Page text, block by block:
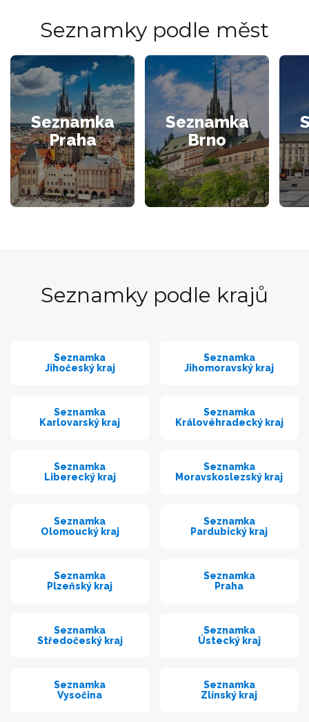
Seznamky podle měst
Seznamka
Praha
Seznamka
Brno
Seznamky podle krajů
Seznamka
Jihočeský kraj
Seznamka
Jihomoravský kraj
Seznamka
Karlovarský kraj
Seznamka
Královéhradecký kraj
Seznamka
Liberecký kraj
Seznamka
Moravskoslezský kraj
Seznamka
Olomoucký kraj
Seznamka
Pardubický kraj
Seznamka
Plzeňský kraj
Seznamka
Praha
Seznamka
Středočeský kraj
Seznamka
Ústecký kraj
Seznamka
Vysočina
Seznamka
Zlínský kraj